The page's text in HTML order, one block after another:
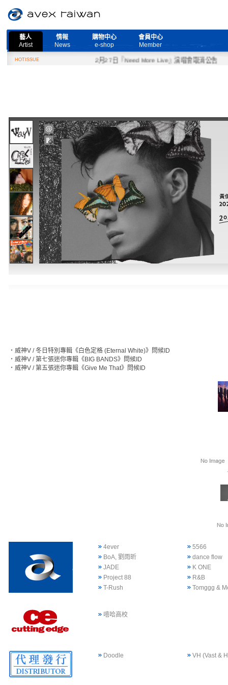
藝人
Artist
情報
News
購物中心
e-shop
會員中心
Member
HOTISSUE 2月27日『Need More Live』演唱會取消公告
‧ 威神V / 冬日特別專輯《白色定格 (Eternal White)》問候ID
‧ 威神V / 第七張迷你專輯《BIG BANDS》問候ID
‧ 威神V / 第五張迷你專輯《Give Me That》問候ID
4ever
5566
BoA, 劉雨昕
dance flow
JADE
K ONE
Project 88
R&B
T-Rush
Tomggg &
嘻哈高校
Doodle VH (Vast &